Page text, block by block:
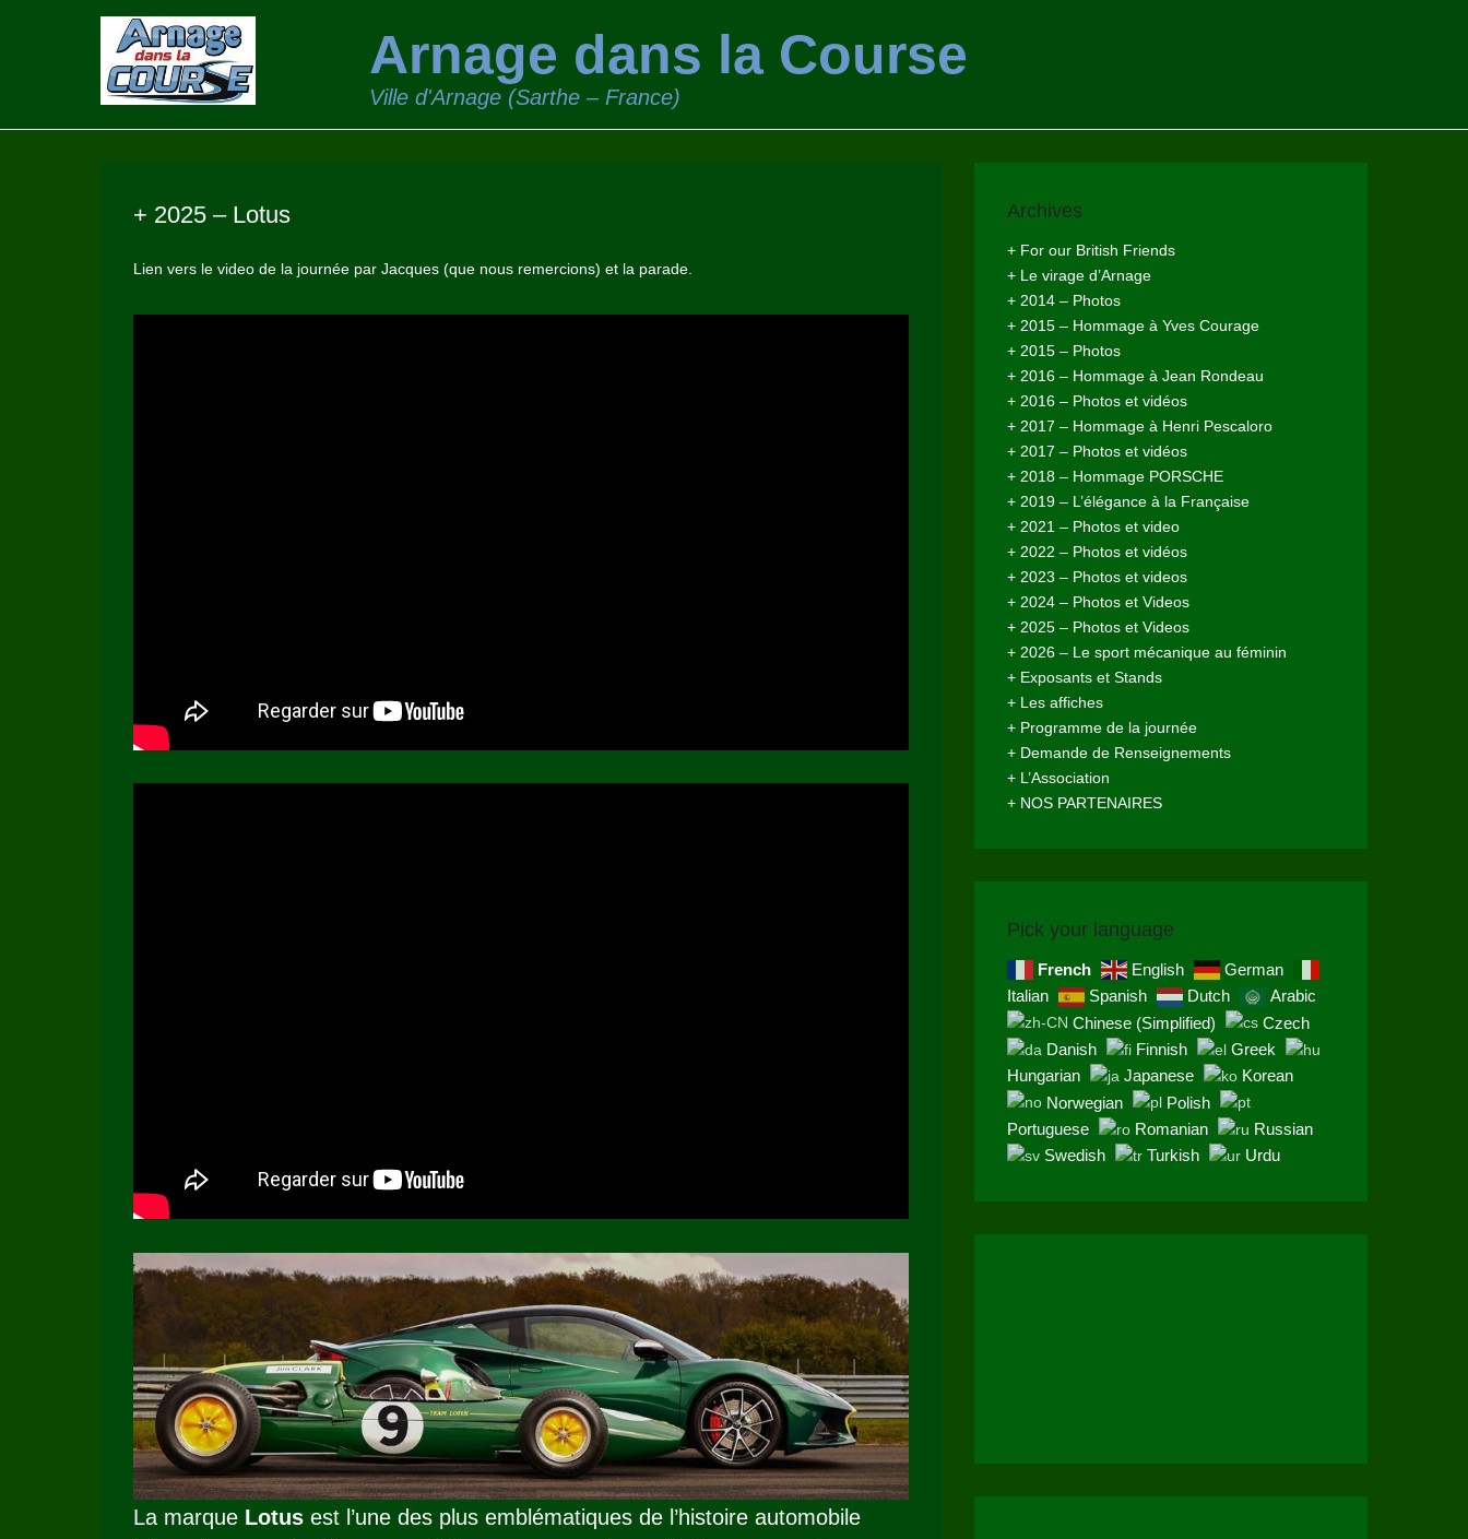
Arnage dans la Course
Ville d'Arnage (Sarthe – France)
+ 2025 – Lotus
Lien vers le video de la journée par Jacques (que nous remercions) et la parade.
La marque Lotus est l’une des plus emblématiques de l’histoire automobile
Archives
+ For our British Friends
+ Le virage d’Arnage
+ 2014 – Photos
+ 2015 – Hommage à Yves Courage
+ 2015 – Photos
+ 2016 – Hommage à Jean Rondeau
+ 2016 – Photos et vidéos
+ 2017 – Hommage à Henri Pescaloro
+ 2017 – Photos et vidéos
+ 2018 – Hommage PORSCHE
+ 2019 – L’élégance à la Française
+ 2021 – Photos et video
+ 2022 – Photos et vidéos
+ 2023 – Photos et videos
+ 2024 – Photos et Videos
+ 2025 – Photos et Videos
+ 2026 – Le sport mécanique au féminin
+ Exposants et Stands
+ Les affiches
+ Programme de la journée
+ Demande de Renseignements
+ L’Association
+ NOS PARTENAIRES
Pick your language
French English
German
Italian
Spanish Dutch
Arabic
Chinese (Simplified)
Czech
Danish
Finnish
Greek
Hungarian
Japanese
Korean
Norwegian
Polish
Portuguese
Romanian
Russian
Swedish
Turkish Urdu